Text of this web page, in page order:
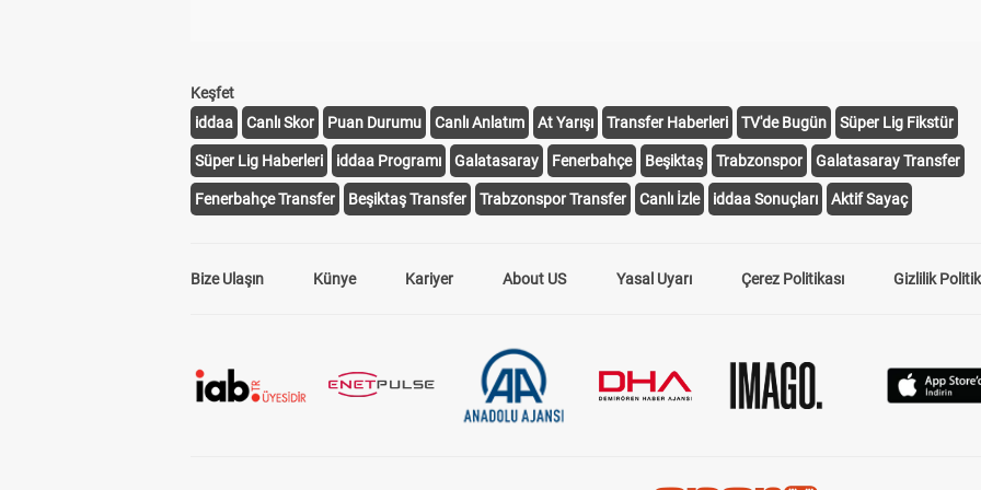
Keşfet
iddaa
Canlı Skor Puan Durumu Canlı Anlatım At Yarışı Transfer Haberleri TV'de Bugün Süper Lig Fikstür
Süper Lig Haberleri iddaa Programı Galatasaray Fenerbahçe Beşiktaş Trabzonspor Galatasaray Transfer
Fenerbahçe Transfer Beşiktaş Transfer Trabzonspor Transfer Canlı İzle iddaa Sonuçları Aktif Sayaç
Bize Ulaşın Künye Kariyer About US Yasal Uyarı Çerez Politikası Gizlilik